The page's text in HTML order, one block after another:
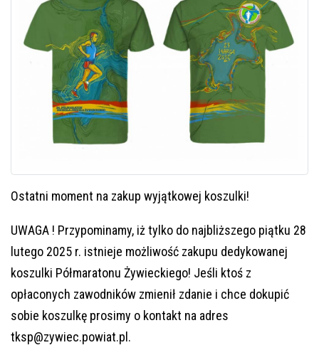
Ostatni moment na zakup wyjątkowej koszulki!
UWAGA ! Przypominamy, iż tylko do najbliższego piątku 28
lutego 2025 r. istnieje możliwość zakupu dedykowanej
koszulki Półmaratonu Żywieckiego! Jeśli ktoś z
opłaconych zawodników zmienił zdanie i chce dokupić
sobie koszulkę prosimy o kontakt na adres
tksp@zywiec.powiat.pl.